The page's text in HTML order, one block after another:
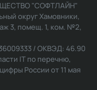
"СОФТЛАЙН"
округ Хамовники,
3, помещ. 1, ком. №2,
/ ОКВЭД: 46.90
IT по перечню,
России от 11 мая